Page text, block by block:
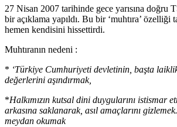
27 Nisan 2007 tarihinde gece yarısına doğru
bir açıklama yapıldı. Bu bir ‘muhtıra’ özelliği
hemen kendisini hissettirdi.
Muhtıranın nedeni :
* ‘Türkiye Cumhuriyeti devletinin, başta
değerlerini aşındırmak,
*Halkımızın kutsal dini duygularını istismar
arkasına saklanarak, asıl amaçlarını
meydan okumak